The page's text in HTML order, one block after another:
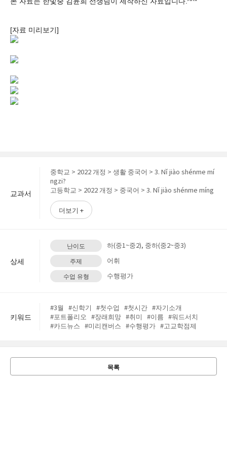
[자료 미리보기]
교과서
중학교 > 2022 개정 > 생활 중국어 > 3. Nǐ jiào shénme mí
ngzi?
고등학교 > 2022 개정 > 중국어 > 3. Nǐ jiào shénme míng
zi?
고등학교 > 2022 개정 > 중국 문화 > 4. 중국의 전통 예술
고등학교 > 2022 개정 > 중국어 > 6. Nǐ yǒu shénme àihà
더보기 +
상세
난이도 하(중1~중2), 중하(중2~중3)
주제 어휘
수업 유형 수행평가
키워드
#3월 #신학기 #첫수업 #첫시간 #자기소개
#포트폴리오 #장래희망 #취미 #이름 #워드서치
#카드뉴스 #미리캔버스 #수행평가 #고교학점제
목록